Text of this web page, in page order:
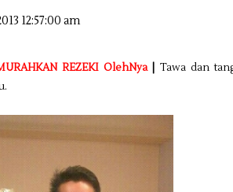
12:57:00 am
REZEKI OlehNya|Tawa dan